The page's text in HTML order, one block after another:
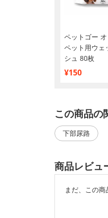
ペットゴー
ペット用ウェ
シュ 80枚
¥150
この商品の
下部尿路
商品レビュ
まだ、この商